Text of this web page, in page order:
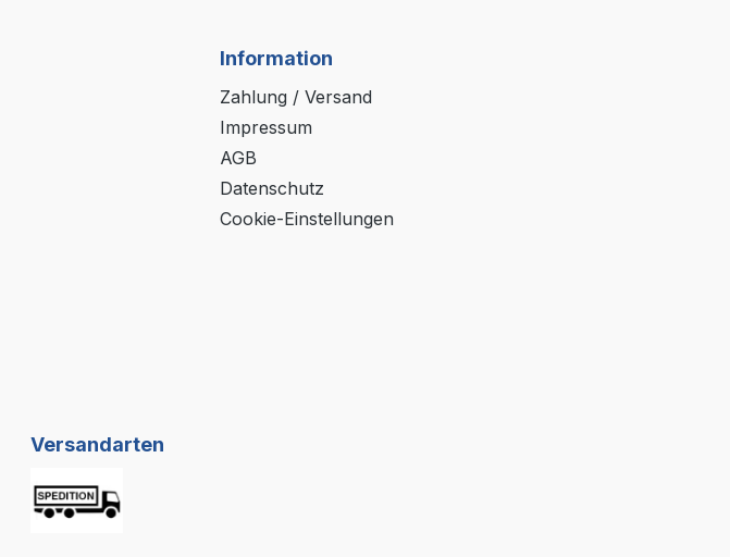
Information
Zahlung / Versand
Impressum
AGB
Datenschutz
Cookie-Einstellungen
Versandarten